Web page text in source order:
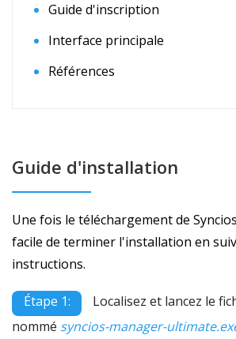
Guide d'inscription
Interface principale
Références
Guide d'installation
Une fois le téléchargement de
facile de terminer l'installation en
instructions.
Étape 1:
Localisez et lancez le
nommé syncios-manager-